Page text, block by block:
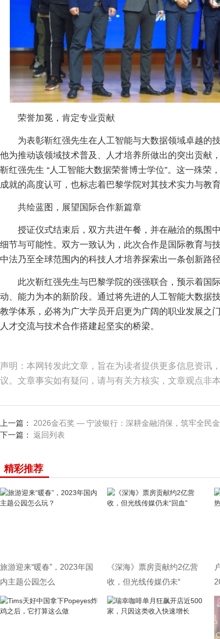
荣誉加冕，肯定专业贡献
为表彰靳红强先生在人工智能与大数据领域卓越的
他为推动该领域技术普及、人才培养所做出的突出贡献
靳红强先生 “人工智能大数据荣誉博士学位”。这一殊荣
成就的高度认可，也标志着巴黎学院对其技术实力与教
共绘蓝图，展望国际合作新篇章
授证仪式结束后，双方共进午餐，并在融洽的氛围
细节与可能性。双方一致认为，此次合作是国际教育与
中法乃至全球范围内的科技人才培养探索出一条创新路
此次靳红强先生与巴黎学院的强强联合，预示着国
动、能力为本的新阶段。通过将先进的人工智能大数据
教学体系，必将为广大学员开启更为广阔的职业发展之
人才交流与技术合作搭建起坚实的桥梁。
声明：本网转发此文章，旨在为读者提供更多信息资讯
议。文章事实如有疑问，请与有关方核实，文章观点非
上一篇： 2026金石奖 — 宁波银行：深耕金融消保，筑牢全民
下一篇： 返回列表
精彩推荐
旅游迎来“暖春”，2023年国
内主题公园怎么
《深海》票房贡献约2亿营
收，但光线传媒仍未“